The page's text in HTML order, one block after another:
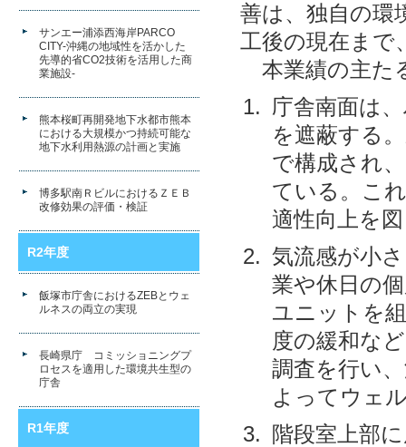
サンエー浦添西海岸PARCO
CITY-沖縄の地域性を活かした
先導的省CO2技術を活用した商
業施設-
熊本桜町再開発地下水都市熊本
における大規模かつ持続可能な
地下水利用熱源の計画と実施
博多駅南ＲビルにおけるＺＥＢ
改修効果の評価・検証
R2年度
飯塚市庁舎におけるZEBとウェ
ルネスの両立の実現
長崎県庁 コミッショニングプ
ロセスを適用した環境共生型の
庁舎
R1年度
善は、独自の環
工後の現在まで
本業績の主た
庁舎南面は
を遮蔽する
で構成され
ている。こ
適性向上を
気流感が小
業や休日の
ユニットを
度の緩和な
調査を行い
よってウェ
階段室上部